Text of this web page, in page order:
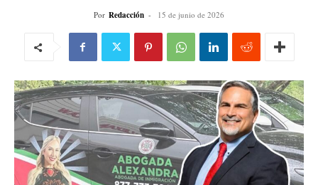
Por Redacción - 15 de junio de 2026